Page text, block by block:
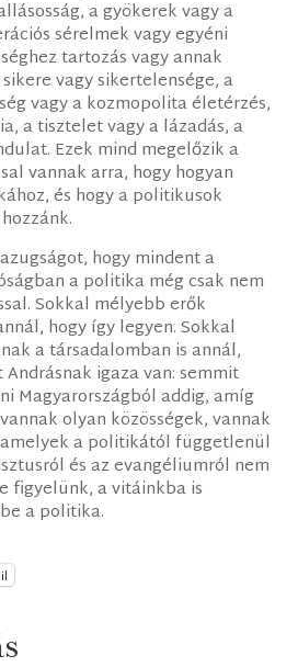
a gyökerek vagy a
sérelmek vagy egyéni
tartozás vagy annak
vagy sikertelensége, a
vagy a kozmopolita életérzés,
a tisztelet vagy a lázadás, a
Ezek mind megelőzik a
vannak arra, hogy hogyan
és hogy a politikusok
hogy mindent a
a politika még csak nem
Sokkal mélyebb erők
hogy így legyen. Sokkal
a társadalomban is annál,
igaza van: semmit
Magyarországból addig, amíg
olyan közösségek, vannak
a politikától függetlenül
és az evangéliumról nem
figyelünk, a vitáinkba is
a politika.